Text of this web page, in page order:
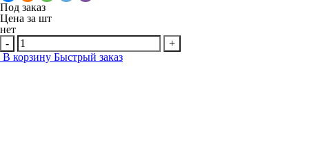
Под заказ
Цена за шт
нет
-
+
В корзину Быстрый заказ